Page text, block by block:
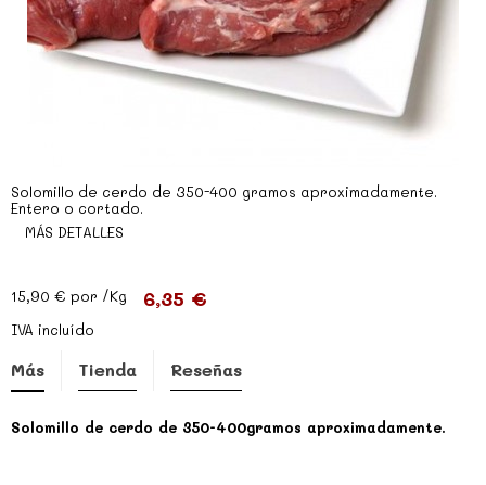
Solomillo de cerdo de 350-400 gramos aproximadamente.
Entero o cortado.
MÁS DETALLES
15,90 € por /Kg 6,35 €
IVA incluído
Más Tienda Reseñas
Solomillo de cerdo de 350-400gramos aproximadamente.